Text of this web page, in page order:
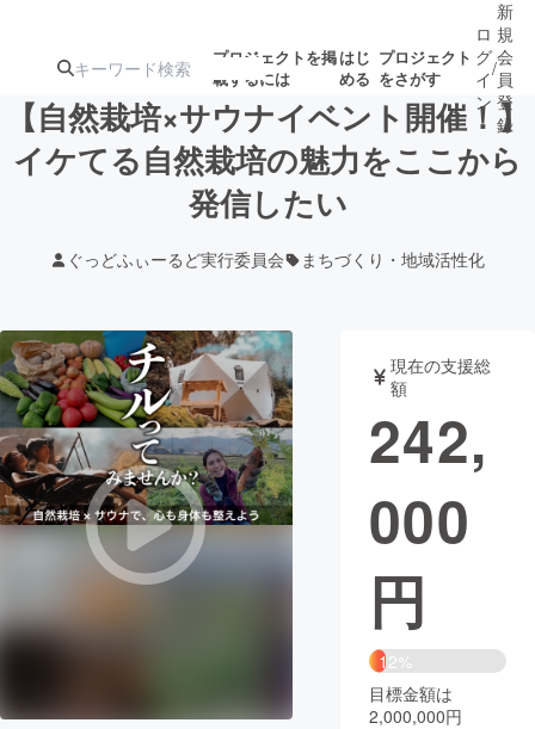
プロジェクトを掲
載するには
はじ
める
プロジェクト
をさがす
注目の新着プロ募集終了が近いプ
テクノロジー・ガジェット
映像・映画 書籍・雑誌
ビジネス・起業 チャレンジ
まちづくり・地域活性化
CAMPFIRE Creation
コミュニティ
ロ
グ
イ
ン
/
新
規
会
員
登
録
【自然栽培×サウナイベント開催！】
イケてる自然栽培の魅力をここから
発信したい
ぐっどふぃーるど実行委員会 まちづくり・地域活性化
現在の支援総
額
242,
000
円
12%
目標金額は
2,000,000円